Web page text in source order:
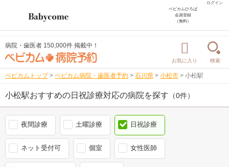
ログイン
ベビカムひろば
会員登録
（無料）
病院・歯医者 150,000件 掲載中！
お気に入り 検索
ベビカムトップ > ベビカム病院・歯医者予約 > 石川県 > 小松市 > 小松駅
小松駅おすすめの日祝診療対応の病院を探す （0件）
夜間診療 土曜診療 日祝診療
ネット受付可 個室 女性医師